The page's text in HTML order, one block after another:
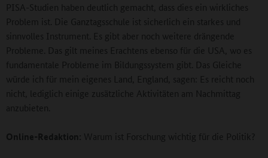
PISA-Studien haben deutlich gemacht, dass dies ein wirkliches
Problem ist. Die Ganztagsschule ist sicherlich ein starkes und
sinnvolles Instrument. Es gibt aber noch weitere drängende
Probleme. Das gilt meines Erachtens ebenso für die USA, wo es
fundamentale Probleme im Bildungssystem gibt. Das Gleiche
würde ich für mein eigenes Land, England, sagen: Es reicht noch
nicht, lediglich einige zusätzliche Aktivitäten am Nachmittag
anzubieten.
Online-Redaktion: Warum ist Forschung wichtig für die Politik?